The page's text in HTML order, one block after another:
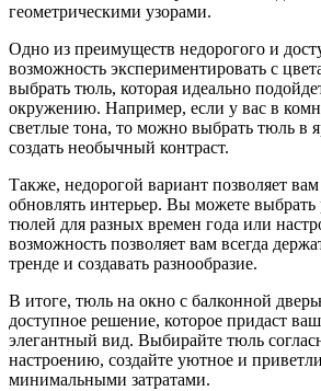
геометрическими узорами.
Одно из преимуществ недорогого и
возможность экспериментировать с
выбрать тюль, которая идеально
окружению. Например, если у вас в
светлые тона, то можно выбрать тюль в
создать необычный контраст.
Также, недорогой вариант позволяет
обновлять интерьер. Вы можете
тюлей для разных времен года или
возможность позволяет вам всегда
тренде и создавать разнообразие.
В итоге, тюль на окно с балконной
доступное решение, которое придаст
элегантный вид. Выбирайте тюль
настроению, создайте уютное и
минимальными затратами.